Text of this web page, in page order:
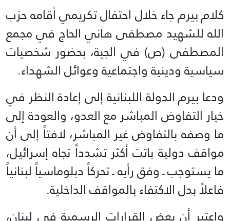
كلام بيرم جاء خلال احتفال تكريمي أقامه حزب
الله للشهيد مصطفى هاني الحاج في مجمع
المصطفى (ص) في الجية، بحضور شخصيات
سياسية ودينية واجتماعية وعوائل الشهداء.
ودعا بيرم الدولة اللبنانية إلى إعادة النظر في
خيار التفاوض المباشر مع العدو، والعودة إلى
ما وصفه بالتفاوض غير المباشر، لافتاً إلى أن
مواقف دولية باتت أكثر تشدداً تجاه إسرائيل،
ما يستوجب ـ وفق رأيه ـ تحركاً دبلوماسياً لبنانياً
فاعلاً بدل الاكتفاء بالمواقف الداخلية.
واعتبر أن بعض القرارات الرسمية في لبنان،